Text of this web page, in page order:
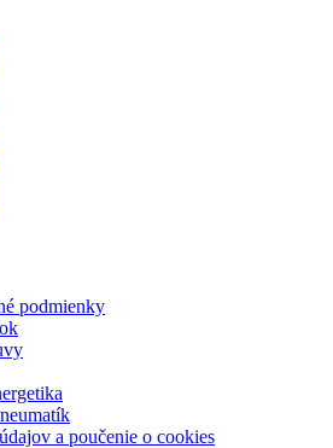
podmienky
a poučenie o cookies